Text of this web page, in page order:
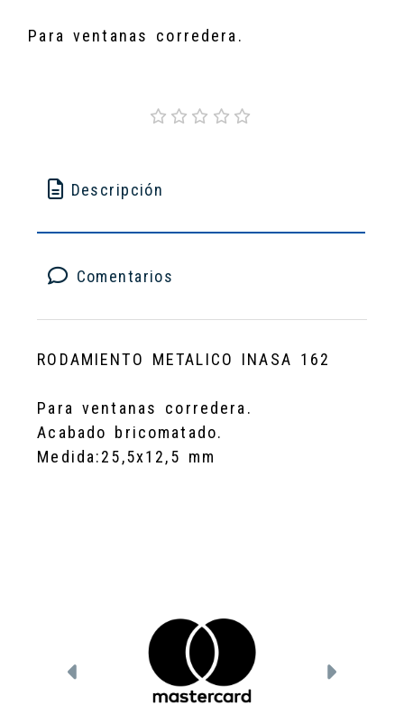
Para ventanas corredera.
Descripción
Comentarios
RODAMIENTO METALICO INASA 162
Para ventanas corredera.
Acabado bricomatado.
Medida:25,5x12,5 mm
Anterior